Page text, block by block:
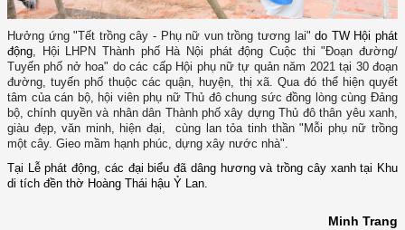
Hưởng ứng "Tết trồng cây - Phụ nữ vun trồng tương lai" do TW Hội phát
động, Hội LHPN Thành phố Hà Nội phát động Cuộc thi "Đoạn đường/
Tuyến phố nở hoa" do các cấp Hội phụ nữ tự quản năm 2021 tại 30 đoạn
đường, tuyến phố thuộc các quận, huyện, thị xã. Qua đó thể hiện quyết
tâm củacán bộ, hội viên phụ nữ Thủ đô chung sức đồng lòng cùng Đảng
bộ, chính quyền và nhân dân Thành phố xây dựng Thủ đô thân yêu xanh,
giàu đẹp, văn minh, hiện đại, cùng lan tỏa tinh thần "Mỗi phụ nữ trồng
một cây. Gieo mầm hạnh phúc, dựng xây nước nhà".
Tại Lễ phát động, các đại biểu đã dâng hương và trồng cây xanh tại Khu
di tích đền thờ Hoàng Thái hậu Ỷ Lan.
Minh Trang